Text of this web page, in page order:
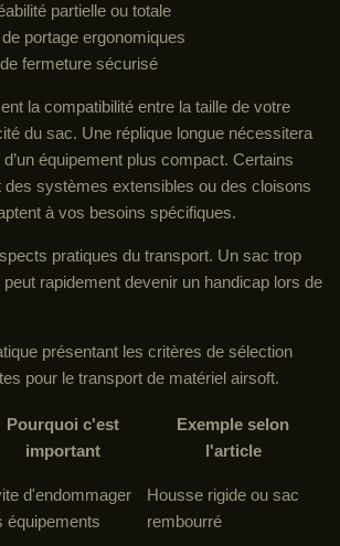
partielle ou totale
portage ergonomiques
fermeture sécurisé
la compatibilité entre la taille de votre
du sac. Une réplique longue nécessitera
équipement plus compact. Certains
des systèmes extensibles ou des cloisons
à vos besoins spécifiques.
pratiques du transport. Un sac trop
rapidement devenir un handicap lors de
présentant les critères de sélection
pour le transport de matériel airsoft.
Pourquoi c'est
important
Exemple selon
l'article
d'endommager
équipements
Housse rigide ou sac
rembourré